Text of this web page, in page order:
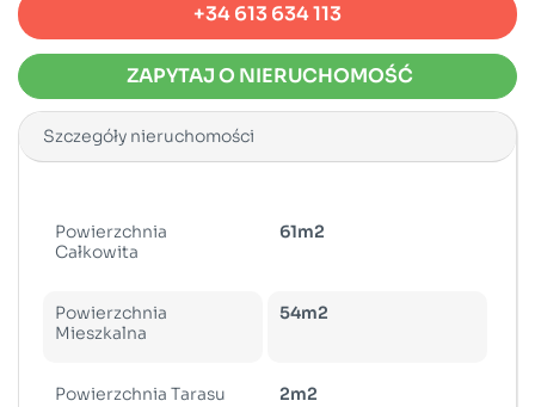
+34 613 634 113
ZAPYTAJ O NIERUCHOMOŚĆ
Szczegóły nieruchomości
Powierzchnia
Całkowita
61m2
Powierzchnia
Mieszkalna
54m2
Powierzchnia Tarasu 2m2